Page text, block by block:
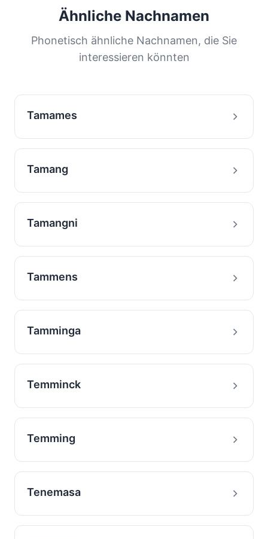
werden von einem großen Teil der
Bevölkerung geteilt. Diese Verteilung hilft uns,
die Ursprünge und Migrationsgeschichte von
Familien mit diesem Nachnamen zu verstehen.
Ähnliche Nachnamen
Phonetisch ähnliche Nachnamen, die Sie
interessieren könnten
Tamames
Tamang
Tamangni
Tammens
Tamminga
Temminck
Temming
Tenemasa